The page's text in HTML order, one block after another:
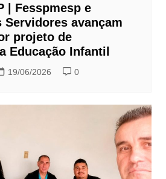
| Fesspmesp e
avançam
projeto de
Educação Infantil
19/06/2026 0